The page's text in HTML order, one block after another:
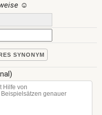
☺
SYNONYM